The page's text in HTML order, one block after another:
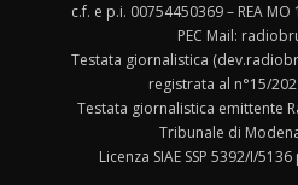
c.f. e p.i. 00754450369 – REA
PEC Mail:
Testata giornalistica
registrata al n°15/
Testata giornalistica emittente
Tribunale di
Licenza SIAE SSP 5392/I/